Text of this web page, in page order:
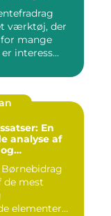
værktøj, der
mange
interess...
En
analyse af
de mest
elementer